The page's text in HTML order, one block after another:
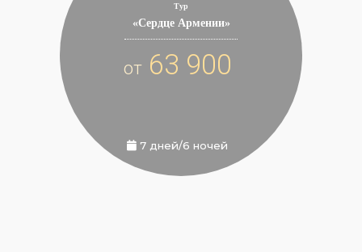
Тур
«Сердце Армении»
от 63 900
7 дней/6 ночей